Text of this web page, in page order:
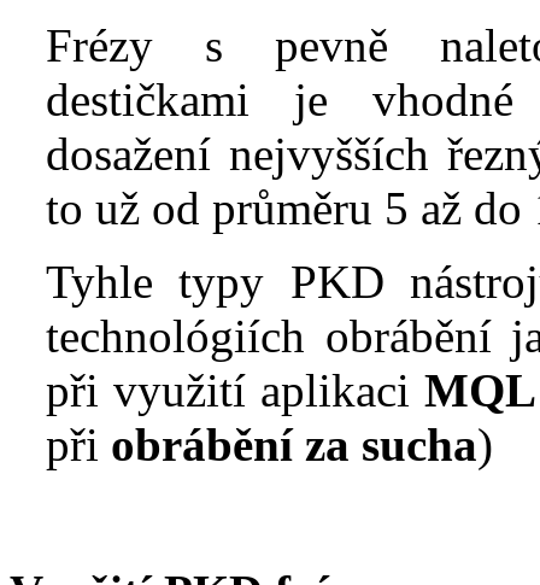
Frézy s pevně
destičkami je
dosažení nejvyšších
to už od průměru 5 až do
Tyhle typy PKD
technológiích obrábění
při využití aplikaci MQL
při obrábění za sucha)